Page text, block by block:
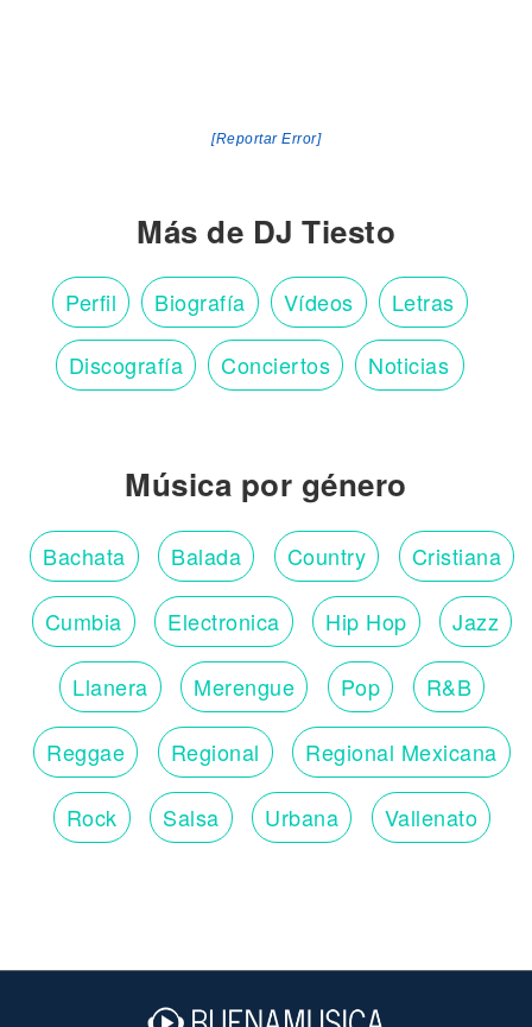
[Reportar Error]
Más de DJ Tiesto
Perfil Biografía Vídeos Letras
Discografía Conciertos Noticias
Música por género
Bachata Balada Country Cristiana
Cumbia Electronica Hip Hop Jazz
Llanera Merengue Pop R&B
Reggae Regional Regional Mexicana
Rock Salsa Urbana Vallenato